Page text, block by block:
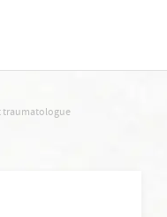
traumatologue